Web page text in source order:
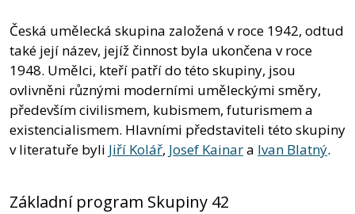
Česká umělecká skupina založená v roce 1942, odtud
také její název, jejíž činnost byla ukončena v roce
1948. Umělci, kteří patří do této skupiny, jsou
ovlivněni různými moderními uměleckými směry,
především civilismem, kubismem, futurismem a
existencialismem. Hlavními představiteli této skupiny
v literatuře byli Jiří Kolář, Josef Kainara Ivan Blatný.
Základní program Skupiny 42